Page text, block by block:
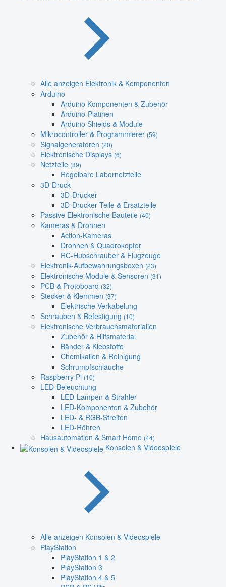
Alle anzeigen Elektronik & Komponenten
Arduino
Arduino Komponenten & Zubehör
Arduino-Platinen
Arduino Shields & Module
Mikrocontroller & Programmierer (59)
Signalgeneratoren (20)
Elektronische Displays (6)
Netzteile (39)
Regelbare Labornetzteile
3D-Druck
3D-Drucker
3D-Drucker Teile & Ersatzteile
Passive Elektronische Bauteile (40)
Kameras & Drohnen
Action-Kameras
Drohnen & Quadrokopter
RC-Hubschrauber & Flugzeuge
Elektronik-Aufbewahrungsboxen (23)
Elektronische Module & Sensoren (31)
PCB & Protoboard (32)
Stecker & Klemmen (37)
Elektrische Verkabelung
Schrauben & Befestigung (10)
Elektronische Verbrauchsmaterialien
Zubehör & Hilfsmaterial
Bänder & Klebstoffe
Chemikalien & Reinigung
Schrumpfschläuche
Raspberry Pi (10)
LED-Beleuchtung
LED-Lampen & Strahler
LED-Komponenten & Zubehör
LED- & RGB-Streifen
LED-Röhren
Hausautomation & Smart Home (44)
Konsolen & Videospiele
Alle anzeigen Konsolen & Videospiele
PlayStation
PlayStation 1 & 2
PlayStation 3
PlayStation 4 & 5